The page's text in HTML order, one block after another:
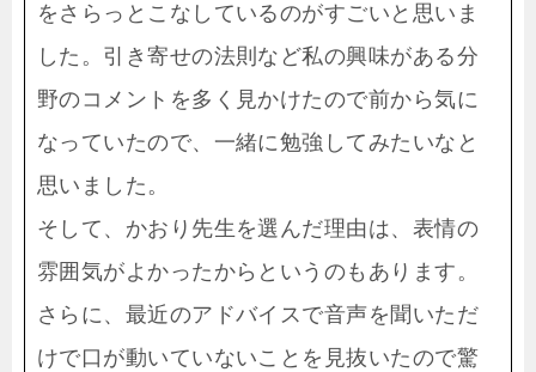
をさらっとこなしているのがすごいと思いま
した。引き寄せの法則など私の興味がある分
野のコメントを多く見かけたので前から気に
なっていたので、一緒に勉強してみたいなと
思いました。
そして、かおり先生を選んだ理由は、表情の
雰囲気がよかったからというのもあります。
さらに、最近のアドバイスで音声を聞いただ
けで口が動いていないことを見抜いたので驚